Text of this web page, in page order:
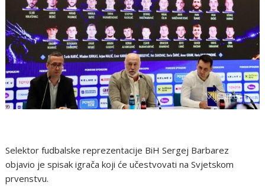
Selektor fudbalske reprezentacije BiH Sergej Barbarez
objavio je spisak igrača koji će učestvovati na Svjetskom
prvenstvu.